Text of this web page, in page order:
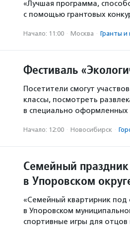
«Лучшая программа,
с помощью грантовых
Начало: 11:00 · Москва · Гранты и
Фестиваль
Посетители смогут
классы, посмотреть
в специально оформленных
Начало: 12:00 · Новосибирск ·
Семейный
в Упоровском
«Семейный квартирник
в Упоровском
спортивные игры для